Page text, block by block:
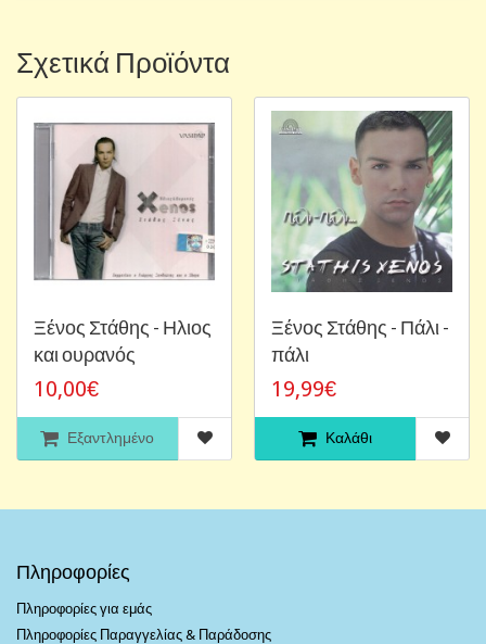
Σχετικά Προϊόντα
Ξένος Στάθης - Ηλιος
και ουρανός
10,00€
Εξαντλημένο
Ξένος Στάθης - Πάλι -
πάλι
19,99€
Καλάθι
Πληροφορίες
Πληροφορίες για εμάς
Πληροφορίες Παραγγελίας & Παράδοσης